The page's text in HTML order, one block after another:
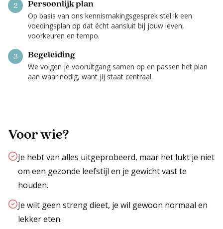
2 Persoonlijk plan
Op basis van ons kennismakingsgesprek stel ik een
voedingsplan op dat écht aansluit bij jouw leven,
voorkeuren en tempo.
3 Begeleiding
We volgen je vooruitgang samen op en passen het plan
aan waar nodig, want jij staat centraal.
Voor wie?
Je hebt van alles uitgeprobeerd, maar het lukt je niet
om een gezonde leefstijl en je gewicht vast te
houden.
Je wilt geen streng dieet, je wil gewoon normaal en
lekker eten.